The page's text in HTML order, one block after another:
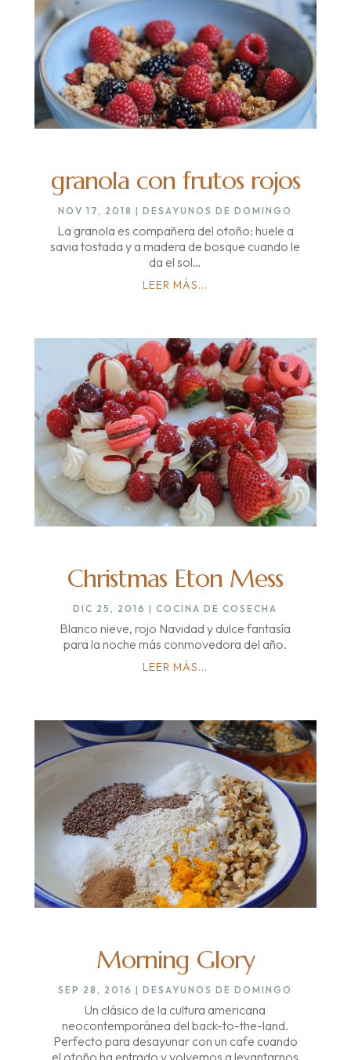
granola con frutos rojos
NOV 17, 2018 |DESAYUNOS DE DOMINGO
La granola es compañera del otoño: huele a
savia tostada y a madera de bosque cuando le
da el sol…
LEER MÁS...
Christmas Eton Mess
DIC 25, 2016 |COCINA DE COSECHA
Blanco nieve, rojo Navidad y dulce fantasía
para la noche más conmovedora del año.
LEER MÁS...
Morning Glory
SEP 28, 2016 |DESAYUNOS DE DOMINGO
Un clásico de la cultura americana
neocontemporánea del back-to-the-land.
Perfecto para desayunar con un cafe cuando